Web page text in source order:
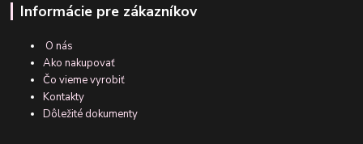
Informácie pre zákazníkov
O nás
Ako nakupovať
Čo vieme vyrobiť
Kontakty
Dôležité dokumenty